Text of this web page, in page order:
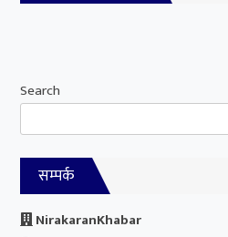
Search
सम्पर्क
NirakaranKhabar